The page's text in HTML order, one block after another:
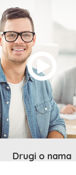
Drugi o nama